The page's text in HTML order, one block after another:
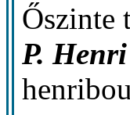
Őszinte
P.